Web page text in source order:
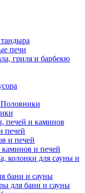
печи
гриля и барбекю
печей и каминов
печей
и печей
и печей
колонки для сауны и
бани и сауны
для бани и сауны